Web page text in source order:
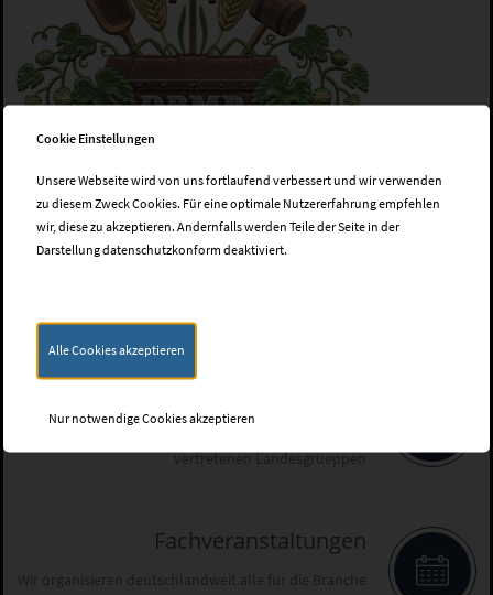
Wir wahren die Interessen aller 16 in Deutschland
vertretenen Landesgrueppen
Fachveranstaltungen
Wir organisieren deutschlandweit alle für die Branche
Cookie Einstellungen
Unsere Webseite wird von uns fortlaufend verbessert und wir verwenden
zu diesem Zweck Cookies. Für eine optimale Nutzererfahrung empfehlen
wir, diese zu akzeptieren. Andernfalls werden Teile der Seite in der
Darstellung datenschutzkonform deaktiviert.
Alle Cookies akzeptieren
Nur notwendige Cookies akzeptieren